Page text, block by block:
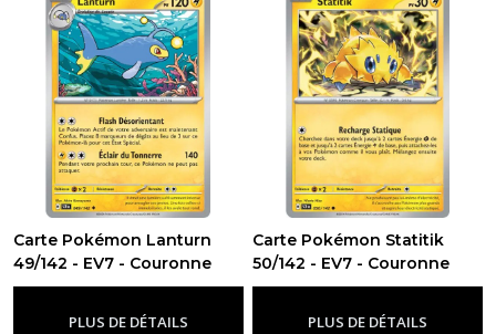
Carte Pokémon Lanturn
49/142 - EV7 - Couronne
Stellaire-Ev7 - Couronne Stellaire
PLUS DE DÉTAILS
Carte Pokémon Statitik
50/142 - EV7 - Couronne
Stellaire-Ev7 - Couronne Stellaire
PLUS DE DÉTAILS